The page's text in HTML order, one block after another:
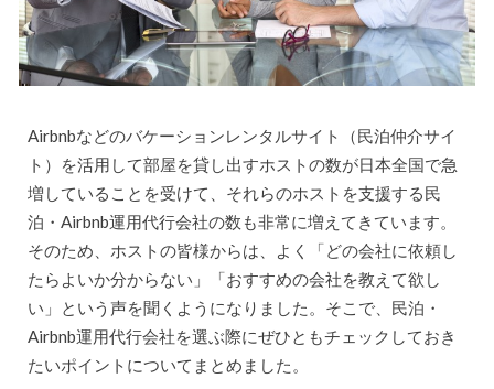
Airbnbなどのバケーションレンタルサイト（民泊仲介サイ
ト）を活用して部屋を貸し出すホストの数が日本全国で急
増していることを受けて、それらのホストを支援する民
泊・Airbnb運用代行会社の数も非常に増えてきています。
そのため、ホストの皆様からは、よく「どの会社に依頼し
たらよいか分からない」「おすすめの会社を教えて欲し
い」という声を聞くようになりました。そこで、民泊・
Airbnb運用代行会社を選ぶ際にぜひともチェックしておき
たいポイントについてまとめました。